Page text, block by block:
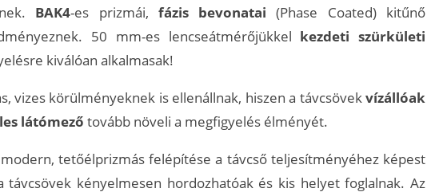
BAK4-es prizmái, fázis bevonatai (Phase Coated) kitűnő
50 mm-es lencseátmérőjükkel kezdeti szürkületi
kiválóan alkalmasak!
vizes körülményeknek is ellenállnak, hiszen a távcsövek vízállóak
látómező tovább növeli a megfigyelés élményét.
tetőélprizmás felépítése a távcső teljesítményéhez képest
kényelmesen hordozhatóak és kis helyet foglalnak. Az